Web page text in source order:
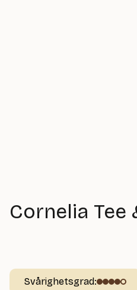
Cornelia Tee
Svårighetsgrad: